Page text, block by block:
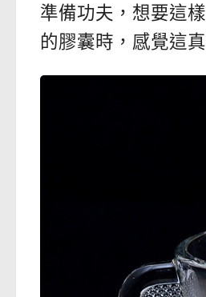
準備功夫，想要這
的膠囊時，感覺這